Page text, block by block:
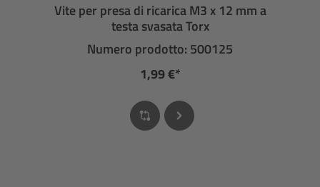
Vite per presa di ricarica M3 x 12 mm a
testa svasata Torx
Numero prodotto: 500125
1,99 €*